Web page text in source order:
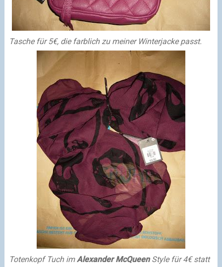
Tasche für 5€, die farblich zu meiner Winterjacke passt.
Totenkopf Tuch imAlexander McQueenStyle für 4€ statt